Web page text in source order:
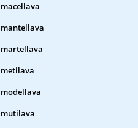
macellava
mantellava
martellava
metilava
modellava
mutilava